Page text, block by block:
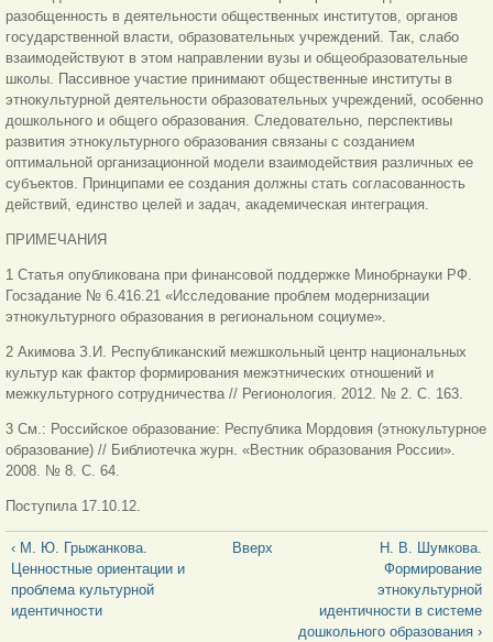
разобщенность в деятельности общественных институтов, органов
государственной власти, образовательных учреждений. Так, слабо
взаимодействуют в этом направлении вузы и общеобразовательные
школы. Пассивное участие принимают общественные институты в
этнокультурной деятельности образовательных учреждений, особенно
дошкольного и общего образования. Следовательно, перспективы
развития этнокультурного образования связаны с созданием
оптимальной организационной модели взаимодействия различных ее
субъектов. Принципами ее создания должны стать согласованность
действий, единство целей и задач, академическая интеграция.
ПРИМЕЧАНИЯ
1 Статья опубликована при финансовой поддержке Минобрнауки РФ.
Госзадание № 6.416.21 «Исследование проблем модернизации
этнокультурного образования в региональном социуме».
2 Акимова З.И. Республиканский межшкольный центр национальных
культур как фактор формирования межэтнических отношений и
межкультурного сотрудничества // Регионология. 2012. № 2. С. 163.
3 См.: Российское образование: Республика Мордовия (этнокультурное
образование) // Библиотечка журн. «Вестник образования России».
2008. № 8. С. 64.
Поступила 17.10.12.
‹ М. Ю. Грыжанкова.
Ценностные ориентации и
проблема культурной
идентичности
Вверх
Н. В. Шумкова.
Формирование
этнокультурной
идентичности в системе
дошкольного образования ›